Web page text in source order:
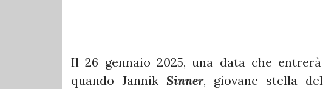
Il 26 gennaio 2025, una data che
quando Jannik Sinner, giovane stella